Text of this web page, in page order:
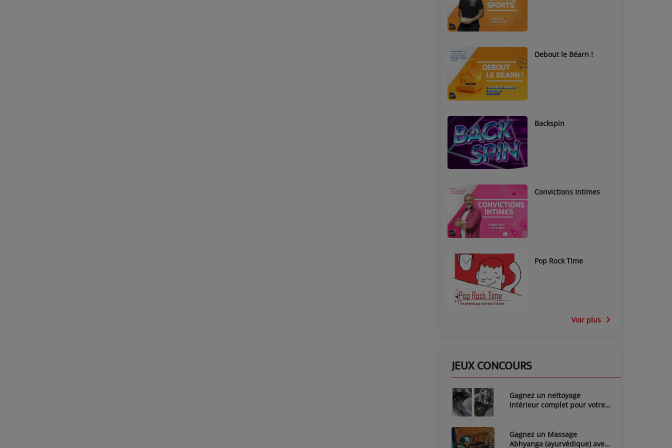
Debout le Béarn !
Backspin
Convictions Intimes
Pop Rock Time
Voir plus
JEUX CONCOURS
Gagnez un nettoyage
intérieur complet pour votre
Gagnez un Massage
Abhyanga (ayurvédique) avec